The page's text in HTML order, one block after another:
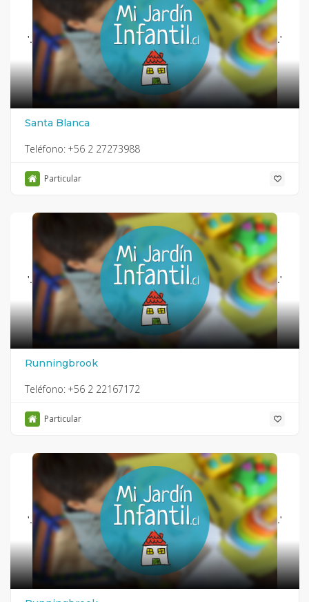
'. .'
Santa Blanca
Teléfono: +56 2 27273988
Particular
'. .'
Runningbrook
Teléfono: +56 2 22167172
Particular
'. .'